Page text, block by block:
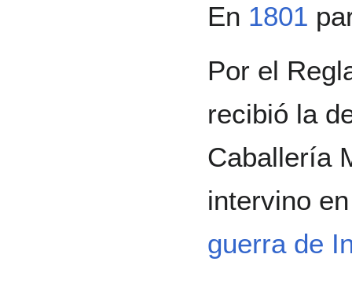
En 1801
Por el
recibió la
Caballería
intervino
guerra de